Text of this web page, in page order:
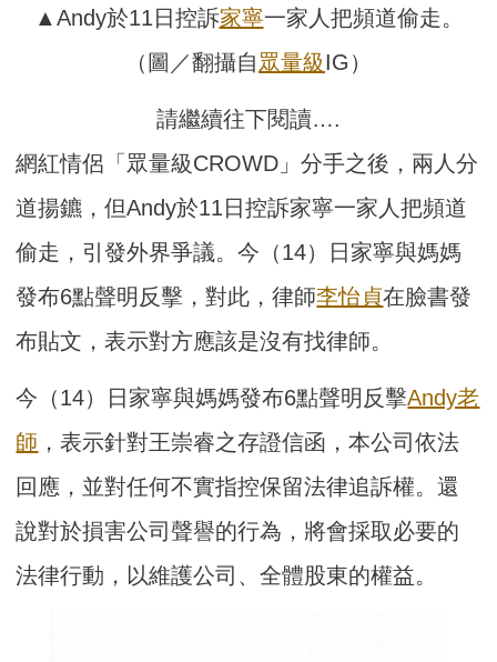
▲Andy於11日控訴家寧一家人把頻道偷走。
（圖／翻攝自眾量級IG）
請繼續往下閱讀….
網紅情侶「眾量級CROWD」分手之後，兩人分
道揚鑣，但Andy於11日控訴家寧一家人把頻道
偷走，引發外界爭議。今（14）日家寧與媽媽
發布6點聲明反擊，對此，律師李怡貞在臉書發
布貼文，表示對方應該是沒有找律師。
今（14）日家寧與媽媽發布6點聲明反擊Andy老
師 ，表示針對王崇睿之存證信函，本公司依法
回應，並對任何不實指控保留法律追訴權。還
說對於損害公司聲譽的行為，將會採取必要的
法律行動，以維護公司、全體股東的權益。